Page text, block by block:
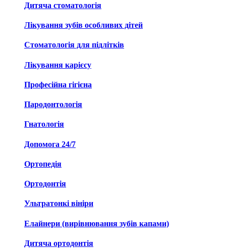
Дитяча стоматологія
Лікування зубів особливих дітей
Стоматологія для підлітків
Лікування карієсу
Професійна гігієна
Пародонтологія
Гнатологія
Допомога 24/7
Ортопедія
Ортодонтія
Ультратонкі вініри
Елайнери (вирівнювання зубів капами)
Дитяча ортодонтія